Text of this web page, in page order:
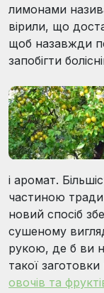
лимонами
вірили, що
щоб назавжди
запобігти
і аромат.
частиною
новий спосіб
сушеному
рукою, де б ви
такої
овочів та